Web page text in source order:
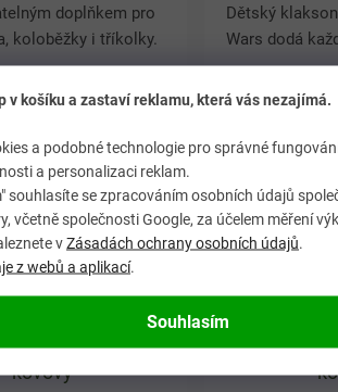
v košíku a zastaví reklamu, která vás nezajímá.
a podobné technologie pro správné
a personalizaci reklam.
souhlasíte se zpracováním osobních údajů
včetně společnosti Google, za účelem měření
vZásadách ochrany osobních údajů.
z webů a aplikací.
Souhlasím
doplňkem pro
koloběžky i tříkolky.
bezpečnostní
pronikavý cinkající
Dětský
Wars dodá
dávku zábavy i
zvuk upozorní
zvonek FROZEN
kovový
Cyklistický